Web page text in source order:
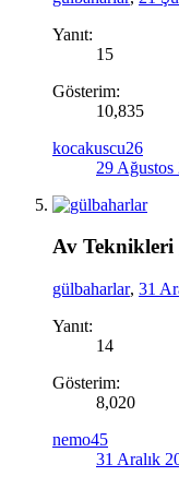
Yanıt:
15
Gösterim:
10,835
kocakuscu26
29 Ağustos
Av Teknikleri
gülbaharlar, 31
Yanıt:
14
Gösterim:
8,020
nemo45
31 Aralık